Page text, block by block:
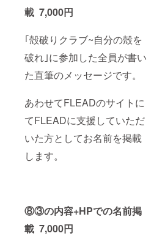
載 7,000円
｢殻破りクラブ~自分の殻を
破れ｣に参加した全員が書い
た直筆のメッセージです。
あわせてFLEADのサイトに
てFLEADに支援していただ
いた方としてお名前を掲載
します。
⑧③の内容+HPでの名前掲
載 7,000円